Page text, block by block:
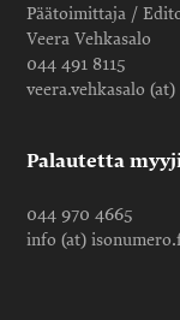
Päätoimittaja /
Veera Vehkasalo
044 491 8115
veera.vehkasalo
Palautetta
044 970 4665
info (at)